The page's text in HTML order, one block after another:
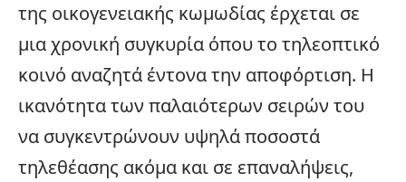
της οικογενειακής κωμωδίας έρχεται σε
μια χρονική συγκυρία όπου το τηλεοπτικό
κοινό αναζητά έντονα την αποφόρτιση. Η
ικανότητα των παλαιότερων σειρών του
να συγκεντρώνουν υψηλά ποσοστά
τηλεθέασης ακόμα και σε επαναλήψεις,